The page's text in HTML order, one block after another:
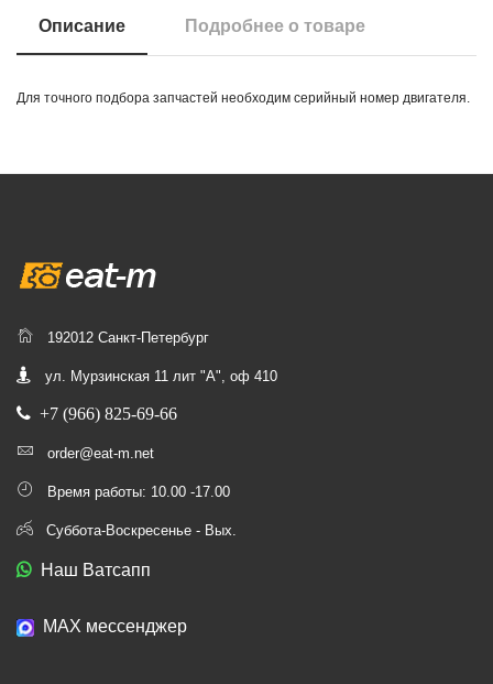
Описание Подробнее о товаре
Для точного подбора запчастей необходим серийный номер двигателя.
192012 Санкт-Петербург
ул. Мурзинская 11 лит "А", оф 410
+7 (966) 825-69-66
order@eat-m.net
Время работы: 10.00 -17.00
Суббота-Воскресенье - Вых.
Наш Ватсапп
МАХ мессенджер